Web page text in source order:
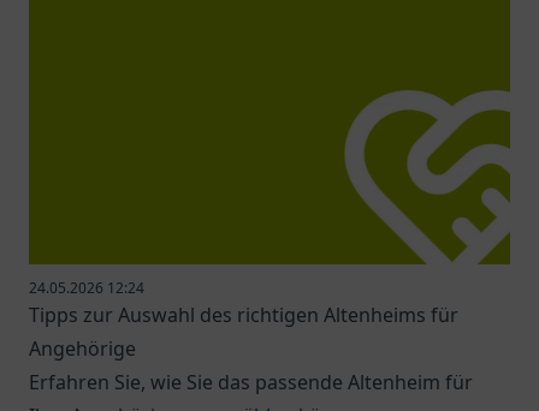
24.05.2026 12:24
Tipps zur Auswahl des richtigen Altenheims für
Angehörige
Erfahren Sie, wie Sie das passende Altenheim für